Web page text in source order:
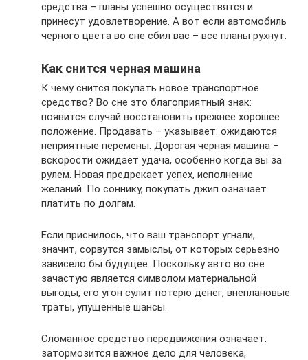
средства – планы успешно осуществятся и
принесут удовлетворение. А вот если автомобиль
черного цвета во сне сбил вас – все планы рухнут.
Как снится черная машина
К чему снится покупать новое транспортное
средство? Во сне это благоприятный знак:
появится случай восстановить прежнее хорошее
положение. Продавать – указывает: ожидаются
неприятные перемены. Дорогая черная машина –
вскорости ожидает удача, особенно когда вы за
рулем. Новая предрекает успех, исполнение
желаний. По соннику, покупать джип означает
платить по долгам.
Если приснилось, что ваш транспорт угнали,
значит, сорвутся замыслы, от которых серьезно
зависело бы будущее. Поскольку авто во сне
зачастую является символом материальной
выгоды, его угон сулит потерю денег, внеплановые
траты, упущенные шансы.
Сломанное средство передвижения означает:
затормозится важное дело для человека,